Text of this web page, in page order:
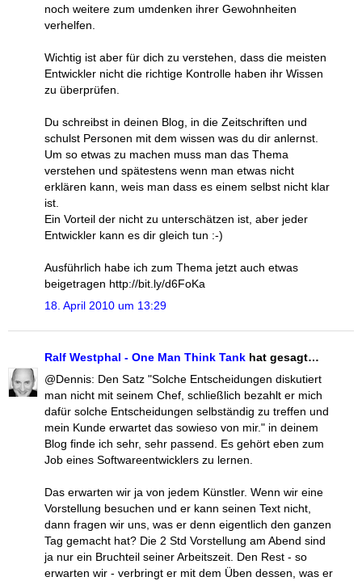
noch weitere zum umdenken ihrer Gewohnheiten
verhelfen.
Wichtig ist aber für dich zu verstehen, dass die meisten
Entwickler nicht die richtige Kontrolle haben ihr Wissen
zu überprüfen.
Du schreibst in deinen Blog, in die Zeitschriften und
schulst Personen mit dem wissen was du dir anlernst.
Um so etwas zu machen muss man das Thema
verstehen und spätestens wenn man etwas nicht
erklären kann, weis man dass es einem selbst nicht klar
ist.
Ein Vorteil der nicht zu unterschätzen ist, aber jeder
Entwickler kann es dir gleich tun :-)
Ausführlich habe ich zum Thema jetzt auch etwas
beigetragen http://bit.ly/d6FoKa
18. April 2010 um 13:29
Ralf Westphal - One Man Think Tank hat gesagt…
@Dennis: Den Satz "Solche Entscheidungen diskutiert
man nicht mit seinem Chef, schließlich bezahlt er mich
dafür solche Entscheidungen selbständig zu treffen und
mein Kunde erwartet das sowieso von mir." in deinem
Blog finde ich sehr, sehr passend. Es gehört eben zum
Job eines Softwareentwicklers zu lernen.
Das erwarten wir ja von jedem Künstler. Wenn wir eine
Vorstellung besuchen und er kann seinen Text nicht,
dann fragen wir uns, was er denn eigentlich den ganzen
Tag gemacht hat? Die 2 Std Vorstellung am Abend sind
ja nur ein Bruchteil seiner Arbeitszeit. Den Rest - so
erwarten wir - verbringt er mit dem Üben dessen, was er